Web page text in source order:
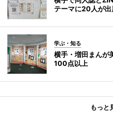
テーマに20人が出
学ぶ・知る
横手・増田まん
100点以上
もっと